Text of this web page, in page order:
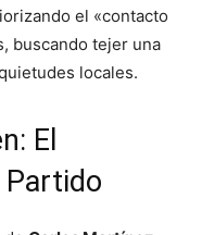
el «contacto
buscando tejer una
locales.
El
Partido